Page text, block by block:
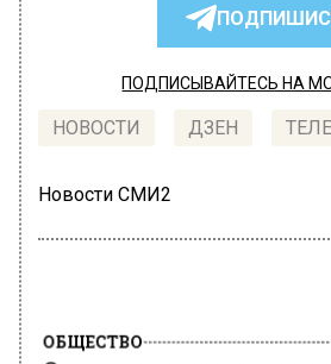
ПОДПИСЫВАЙТЕСЬ НА
НОВОСТИ ДЗЕН
Новости СМИ2
Среди участников